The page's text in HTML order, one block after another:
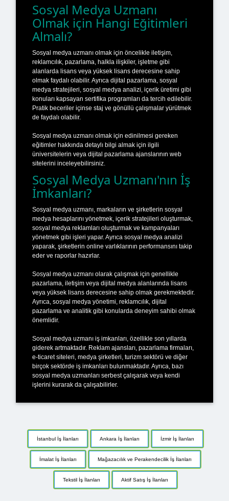
Sosyal Medya Uzmanı
Olmak için Hangi Eğitimleri
Almalı?
Sosyal medya uzmanı olmak için öncelikle iletişim,
reklamcılık, pazarlama, halkla ilişkiler, işletme gibi
alanlarda lisans veya yüksek lisans derecesine sahip
olmak faydalı olabilir. Ayrıca dijital pazarlama, sosyal
medya stratejileri, sosyal medya analizi, içerik üretimi gibi
konuları kapsayan sertifika programları da tercih edilebilir.
Pratik beceriler içinse staj ve gönüllü çalışmalar yürütmek
de faydalı olabilir.
Sosyal medya uzmanı olmak için edinilmesi gereken
eğitimler hakkında detaylı bilgi almak için ilgili
üniversitelerin veya dijital pazarlama ajanslarının web
sitelerini inceleyebilirsiniz.
Sosyal Medya Uzmanı'nın İş
İmkanları?
Sosyal medya uzmanı, markaların ve şirketlerin sosyal
medya hesaplarını yönetmek, içerik stratejileri oluşturmak,
sosyal medya reklamları oluşturmak ve kampanyaları
yönetmek gibi işleri yapar. Ayrıca sosyal medya analizi
yaparak, şirketlerin online varlıklarının performansını takip
eder ve raporlar hazırlar.
Sosyal medya uzmanı olarak çalışmak için genellikle
pazarlama, iletişim veya dijital medya alanlarında lisans
veya yüksek lisans derecesine sahip olmak gerekmektedir.
Ayrıca, sosyal medya yönetimi, reklamcılık, dijital
pazarlama ve analitik gibi konularda deneyim sahibi olmak
önemlidir.
Sosyal medya uzmanı iş imkanları, özellikle son yıllarda
giderek artmaktadır. Reklam ajansları, pazarlama firmaları,
e-ticaret siteleri, medya şirketleri, turizm sektörü ve diğer
birçok sektörde iş imkanları bulunmaktadır. Ayrıca, bazı
sosyal medya uzmanları serbest çalışarak veya kendi
işlerini kurarak da çalışabilirler.
İstanbul İş İlanları Ankara İş İlanları İzmir İş İlanları
İmalat İş İlanları Mağazacılık ve Perakendecilik İş İlanları
Tekstil İş İlanları Aktif Satış İş İlanları